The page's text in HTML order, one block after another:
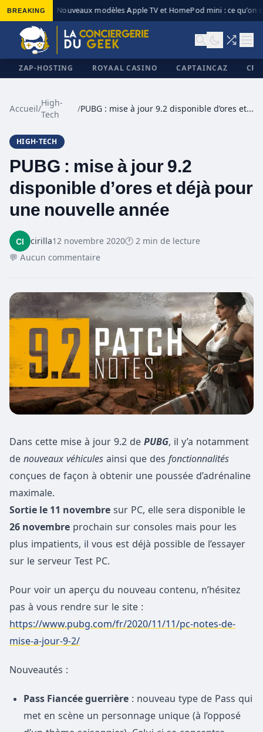
BREAKING◆ Nouveaux modèles Apple TV et HomePod mini : ce qu’on
ZAP-HOSTING ROYAAL CASINO CAPTAINCAZ
Accueil/
High-
Tech
/ PUBG : mise à jour 9.2 disponible d’ores et déjà pour une nouvelle année
HIGH-TECH
PUBG : mise à jour 9.2
disponible d’ores et déjà pour
une nouvelle année
cirilla12 novembre 2020🕐 2 min de lecture
💬 Aucun commentaire
Dans cette mise à jour 9.2 de PUBG, il y’a notamment
de nouveaux véhicules ainsi que des fonctionnalités
conçues de façon à obtenir une poussée d’adrénaline
maximale.
Sortie le 11 novembre sur PC, elle sera disponible le
26 novembre prochain sur consoles mais pour les
plus impatients, il vous est déjà possible de l’essayer
sur le serveur Test PC.
Pour voir un aperçu du nouveau contenu, n’hésitez
pas à vous rendre sur le site :
https://www.pubg.com/fr/2020/11/11/pc-notes-de-
mise-a-jour-9-2/
Nouveautés :
Pass Fiancée guerrière : nouveau type de Pass qui
met en scène un personnage unique (à l’opposé